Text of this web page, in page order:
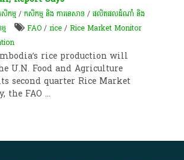
កម្ម​/កសិកម្ម​ និង​ ការ​នេ​សាទ​/ផលិតផលដំណាំ និង
ម FAO/rice/Rice Market Monitor
rice production will
U.N. Food and Agriculture
second quarter Rice Market
the FAO ...